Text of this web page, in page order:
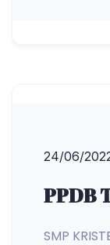
24/06/
PPDB
SMP